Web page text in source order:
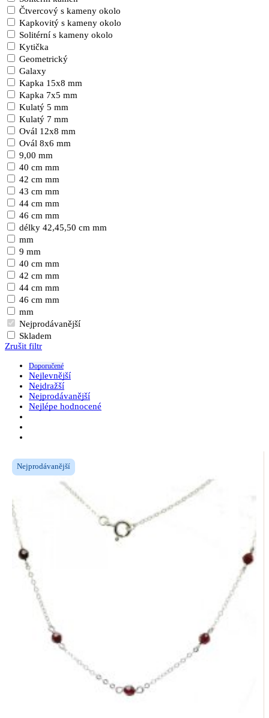
Čtvercový s kameny okolo
Kapkovitý s kameny okolo
Solitérní s kameny okolo
Kytička
Geometrický
Galaxy
Kapka 15x8 mm
Kapka 7x5 mm
Kulatý 5 mm
Kulatý 7 mm
Ovál 12x8 mm
Ovál 8x6 mm
9,00 mm
40 cm mm
42 cm mm
43 cm mm
44 cm mm
46 cm mm
délky 42,45,50 cm mm
mm
9 mm
40 cm mm
42 cm mm
44 cm mm
46 cm mm
mm
Nejprodávanější
Skladem
Zrušit filtr
Doporučené
Nejlevnější
Nejdražší
Nejprodávanější
Nejlépe hodnocené
Nejprodávanější